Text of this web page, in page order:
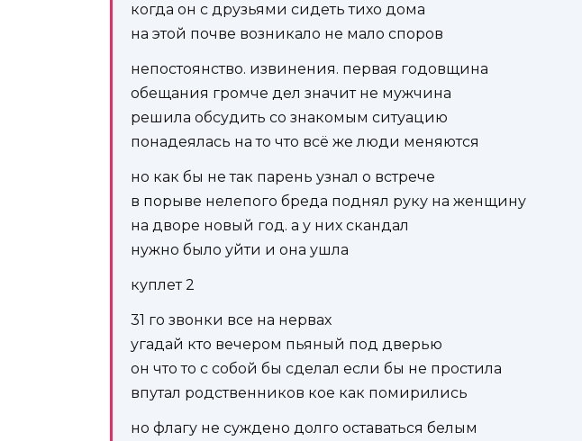
когда он с друзьями сидеть тихо дома
на этой почве возникало не мало споров
непостоянство. извинения. первая годовщина
обещания громче дел значит не мужчина
решила обсудить со знакомым ситуацию
понадеялась на то что всё же люди меняются
но как бы не так парень узнал о встрече
в порыве нелепого бреда поднял руку на женщину
на дворе новый год. а у них скандал
нужно было уйти и она ушла
куплет 2
31 го звонки все на нервах
угадай кто вечером пьяный под дверью
он что то с собой бы сделал если бы не простила
впутал родственников кое как помирились
но флагу не суждено долго оставаться белым